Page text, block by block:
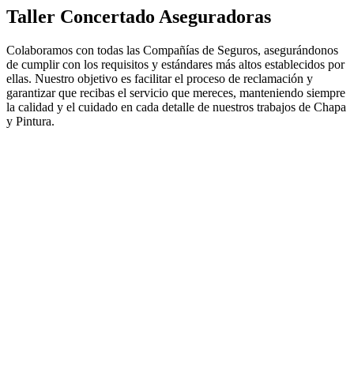
Taller Concertado Aseguradoras
Colaboramos con todas las Compañías de Seguros, asegurándonos
de cumplir con los requisitos y estándares más altos establecidos por
ellas. Nuestro objetivo es facilitar el proceso de reclamación y
garantizar que recibas el servicio que mereces, manteniendo siempre
la calidad y el cuidado en cada detalle de nuestros trabajos de Chapa
y Pintura.